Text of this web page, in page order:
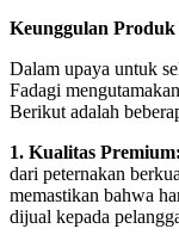
Keunggulan
Dalam upaya untuk
Fadagi
Berikut adalah
1. Kualitas Premium:
dari peternakan
memastikan bahwa
dijual kepada